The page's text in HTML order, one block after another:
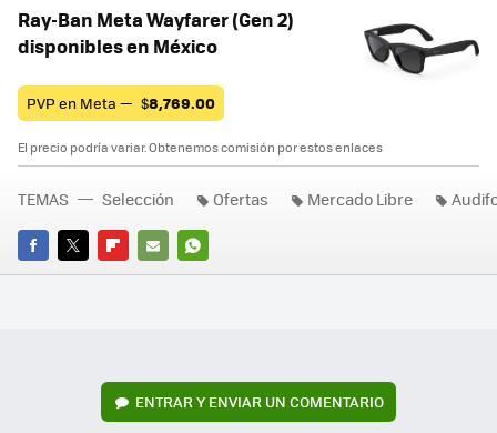
Ray-Ban Meta Wayfarer (Gen 2)
disponibles en México
PVP en Meta — $8,769.00
El precio podría variar. Obtenemos comisión por estos enlaces
FACEBOOK
TWITTERFLIPBOARD
E-
WHATSAPP
TEMAS Selección Ofertas Mercado Libre
ENTRAR Y ENVIAR UN COMENTARIO